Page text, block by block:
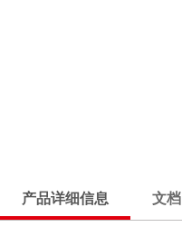
产品详细信息 文档